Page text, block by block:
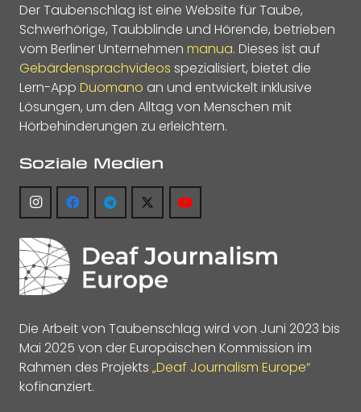
Der Taubenschlag ist eine Website für Taube,
Schwerhörige, Taubblinde und Hörende, betrieben
vom Berliner Unternehmen manua. Dieses ist auf
Gebärdensprachvideos spezialisiert, bietet die
Lern-App Duomano an und entwickelt inklusive
Lösungen, um den Alltag von Menschen mit
Hörbehinderungen zu erleichtern.
Soziale Medien
Die Arbeit von Taubenschlag wird von Juni 2023 bis
Mai 2025 von der Europäischen Kommission im
Rahmen des Projekts „Deaf Journalism Europe“
kofinanziert.